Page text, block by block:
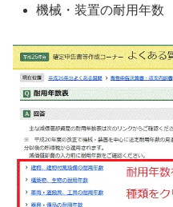
機械・装置の耐用年数